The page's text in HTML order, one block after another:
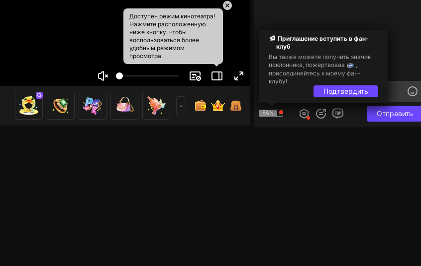
Доступен режим кинотеатра!
Нажмите расположенную
ниже кнопку, чтобы
воспользоваться более
удобным режимом
просмотра.
FAN Отправить
Приглашение вступить в фан-
клуб
Вы также можете получить значок
поклонника, пожертвовав
присоединяйтесь к моему фан-
клубу!
Подтвердить